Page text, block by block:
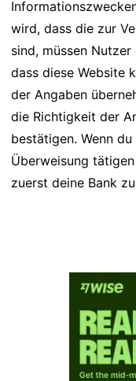
wird, dass die zur
sind, müssen
dass diese Website
der Angaben
die Richtigkeit der
bestätigen. Wenn
Überweisung
zuerst deine Bank